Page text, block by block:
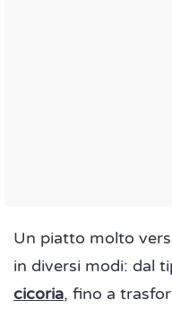
Un piatto molto
in diversi modi: dal
cicoria, fino a